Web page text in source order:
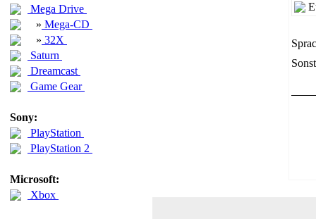
Mega Drive
» Mega-CD
» 32X
Saturn
Dreamcast
Game Gear
Sony:
PlayStation
PlayStation 2
Microsoft:
Xbox